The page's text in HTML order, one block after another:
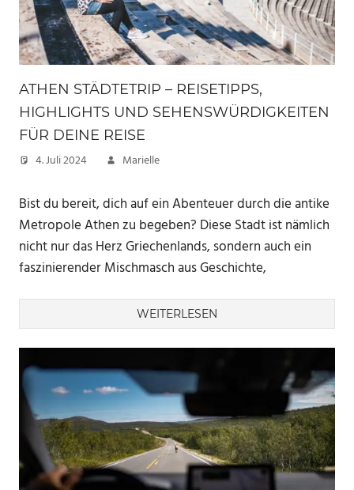
ATHEN STÄDTETRIP – REISETIPPS,
HIGHLIGHTS UND SEHENSWÜRDIGKEITEN
FÜR DEINE REISE
4. Juli 2024 Marielle
Bist du bereit, dich auf ein Abenteuer durch die antike
Metropole Athen zu begeben? Diese Stadt ist nämlich
nicht nur das Herz Griechenlands, sondern auch ein
faszinierender Mischmasch aus Geschichte,
WEITERLESEN